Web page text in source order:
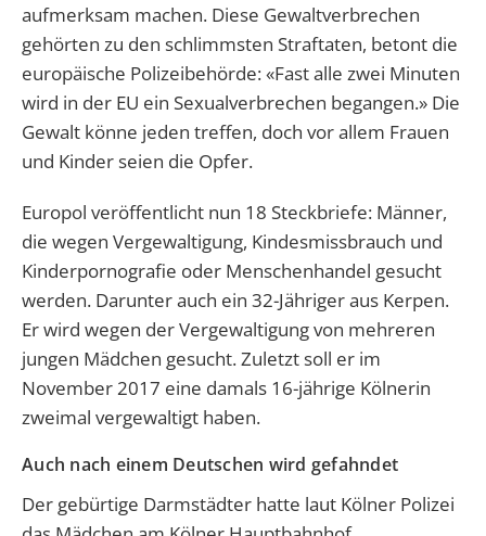
aufmerksam machen. Diese Gewaltverbrechen
gehörten zu den schlimmsten Straftaten, betont die
europäische Polizeibehörde: «Fast alle zwei Minuten
wird in der EU ein Sexualverbrechen begangen.» Die
Gewalt könne jeden treffen, doch vor allem Frauen
und Kinder seien die Opfer.
Europol veröffentlicht nun 18 Steckbriefe: Männer,
die wegen Vergewaltigung, Kindesmissbrauch und
Kinderpornografie oder Menschenhandel gesucht
werden. Darunter auch ein 32-Jähriger aus Kerpen.
Er wird wegen der Vergewaltigung von mehreren
jungen Mädchen gesucht. Zuletzt soll er im
November 2017 eine damals 16-jährige Kölnerin
zweimal vergewaltigt haben.
Auch nach einem Deutschen wird gefahndet
Der gebürtige Darmstädter hatte laut Kölner Polizei